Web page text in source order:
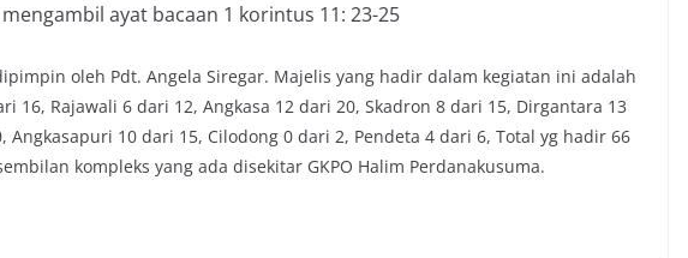
mengambil ayat bacaan 1 korintus 11: 23-25
oleh Pdt. Angela Siregar. Majelis yang hadir dalam kegiatan ini adalah
16, Rajawali 6 dari 12, Angkasa 12 dari 20, Skadron 8 dari 15, Dirgantara 13
10 dari 15, Cilodong 0 dari 2, Pendeta 4 dari 6, Total yg hadir 66
kompleks yang ada disekitar GKPO Halim Perdanakusuma.